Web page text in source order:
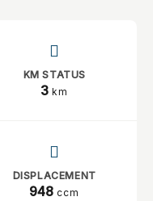
KM STATUS
3km
DISPLACEMENT
948 ccm